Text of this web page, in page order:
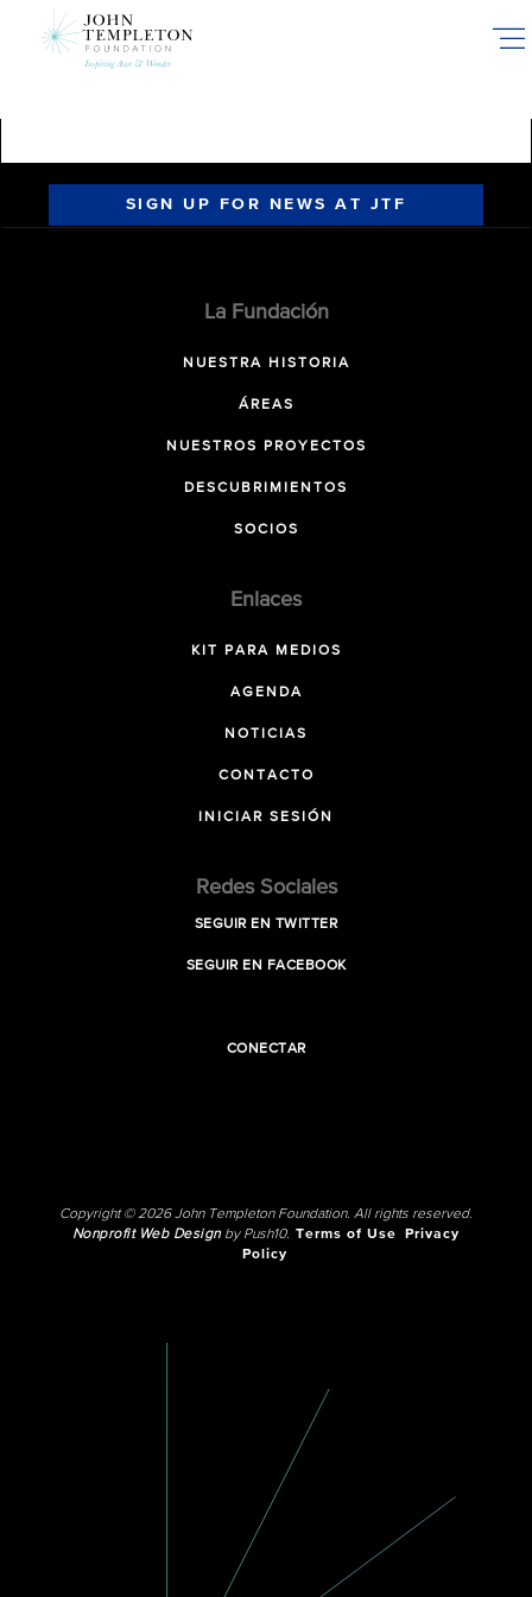
SIGN UP FOR NEWS AT JTF
La Fundación
NUESTRA HISTORIA
ÁREAS
NUESTROS PROYECTOS
DESCUBRIMIENTOS
SOCIOS
Enlaces
KIT PARA MEDIOS
AGENDA
NOTICIAS
CONTACTO
INICIAR SESIÓN
Redes Sociales
SEGUIR EN TWITTER
SEGUIR EN FACEBOOK
CONECTAR
Copyright © 2026 John Templeton Foundation. All rights reserved.
Nonprofit Web Designby Push10. Terms of Use
Privacy
Policy